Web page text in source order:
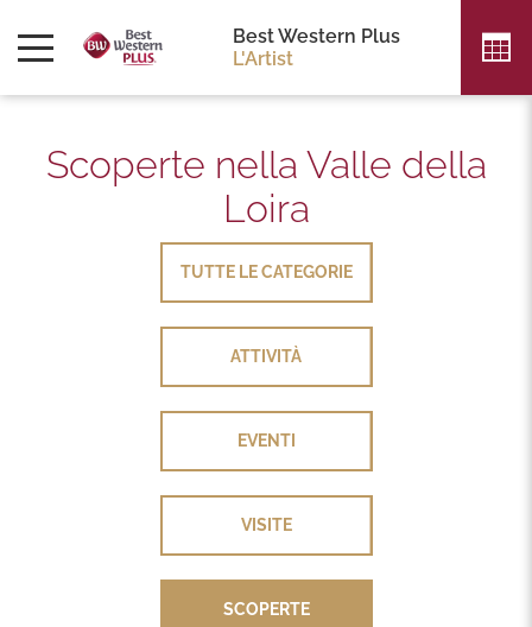
Best Western Plus
L'Artist
Scoperte nella Valle della
Loira
TUTTE LE CATEGORIE
TUTTE LE CATEGORIE
ATTIVITÀ
ATTIVITÀ
EVENTI
EVENTI
VISITE
VISITE
SCOPERTE
SCOPERTE